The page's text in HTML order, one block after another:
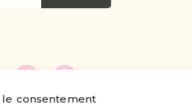
le consentement